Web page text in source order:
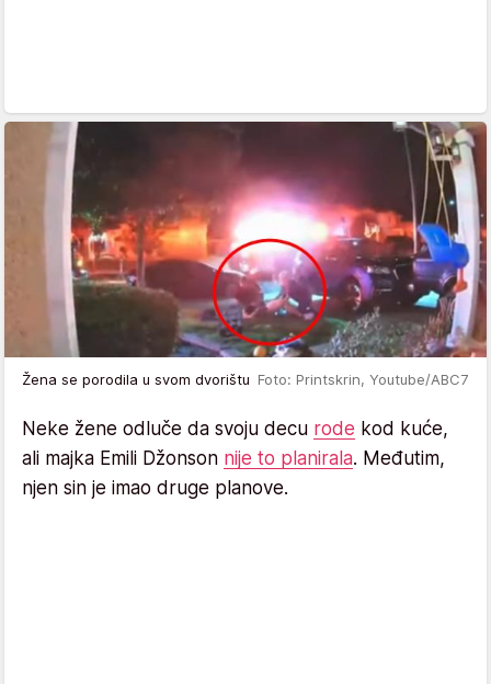
Žena se porodila u svom dvorištu Foto: Printskrin, Youtube/ABC7
Neke žene odluče da svoju decu rode kod kuće,
ali majka Emili Džonson nije to planirala. Međutim,
njen sin je imao druge planove.